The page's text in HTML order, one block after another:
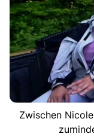
Zwischen